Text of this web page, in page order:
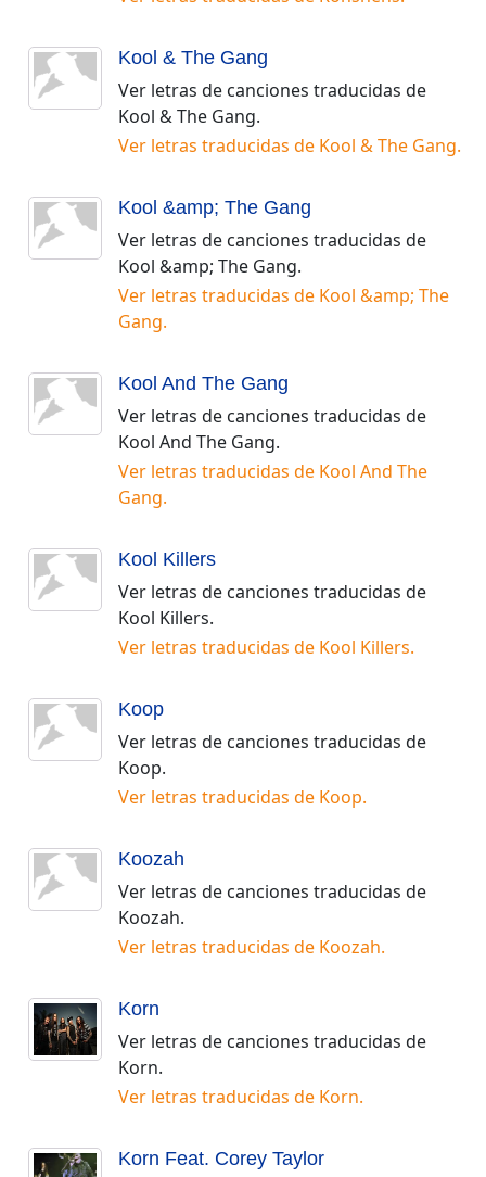
Kool & The Gang
Ver letras de canciones traducidas de
Kool & The Gang.
Ver letras traducidas de Kool & The Gang.
Kool &amp; The Gang
Ver letras de canciones traducidas de
Kool &amp; The Gang.
Ver letras traducidas de Kool &amp; The
Gang.
Kool And The Gang
Ver letras de canciones traducidas de
Kool And The Gang.
Ver letras traducidas de Kool And The
Gang.
Kool Killers
Ver letras de canciones traducidas de
Kool Killers.
Ver letras traducidas de Kool Killers.
Koop
Ver letras de canciones traducidas de
Koop.
Ver letras traducidas de Koop.
Koozah
Ver letras de canciones traducidas de
Koozah.
Ver letras traducidas de Koozah.
Korn
Ver letras de canciones traducidas de
Korn.
Ver letras traducidas de Korn.
Korn Feat. Corey Taylor